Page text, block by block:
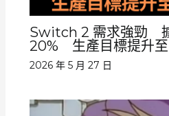
Switch 2 需求強勁
20% 生產目標提升
2026 年 5 月 27 日